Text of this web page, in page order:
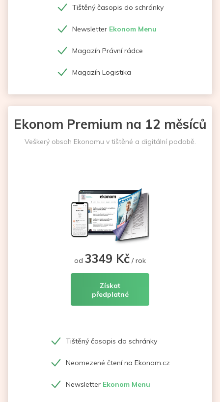
Tištěný časopis do schránky
Newsletter Ekonom Menu
Magazín Právní rádce
Magazín Logistika
Ekonom Premium na 12 měsíců
Veškerý obsah Ekonomu v tištěné a digitální podobě.
od 3349 Kč / rok
Získat
předplatné
Tištěný časopis do schránky
Neomezené čtení na Ekonom.cz
Newsletter Ekonom Menu